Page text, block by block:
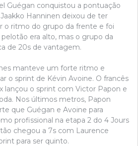
Guégan conquistou a pontuação
Hanninen deixou de ter
o ritmo do grupo da frente e foi
era alto, mas o grupo da
de 20s de vantagem.
manteve um forte ritmo e
o sprint de Kévin Avoine. O francês
lançou o sprint com Victor Papon e
Nos últimos metros, Papon
que Guégan e Avoine para
profissional na etapa 2 do 4 Jours
chegou a 7s com Laurence
para ser quinto.